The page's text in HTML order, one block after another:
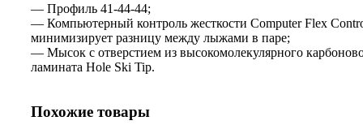
— Профиль 41-44-44;
— Компьютерный контроль жесткости Computer Flex
минимизирует разницу между лыжами в паре;
— Мысок с отверстием из высокомолекулярного
ламината Hole Ski Tip.
Похожие товары